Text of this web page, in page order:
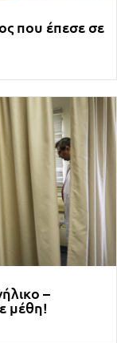
που έπεσε σε
–
μέθη!